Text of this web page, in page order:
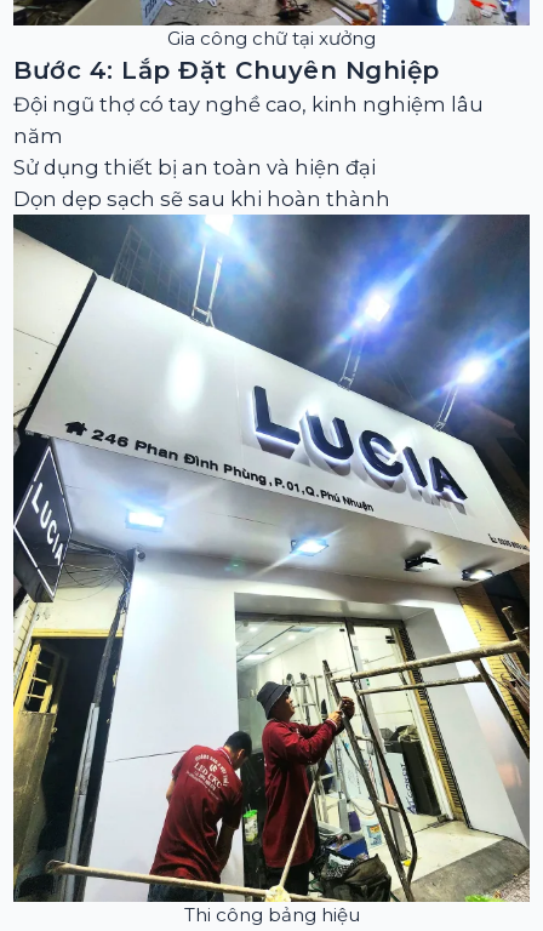
Gia công chữ tại xưởng
Bước 4: Lắp Đặt Chuyên Nghiệp
Đội ngũ thợ có tay nghề cao, kinh nghiệm lâu
năm
Sử dụng thiết bị an toàn và hiện đại
Dọn dẹp sạch sẽ sau khi hoàn thành
Thi công bảng hiệu